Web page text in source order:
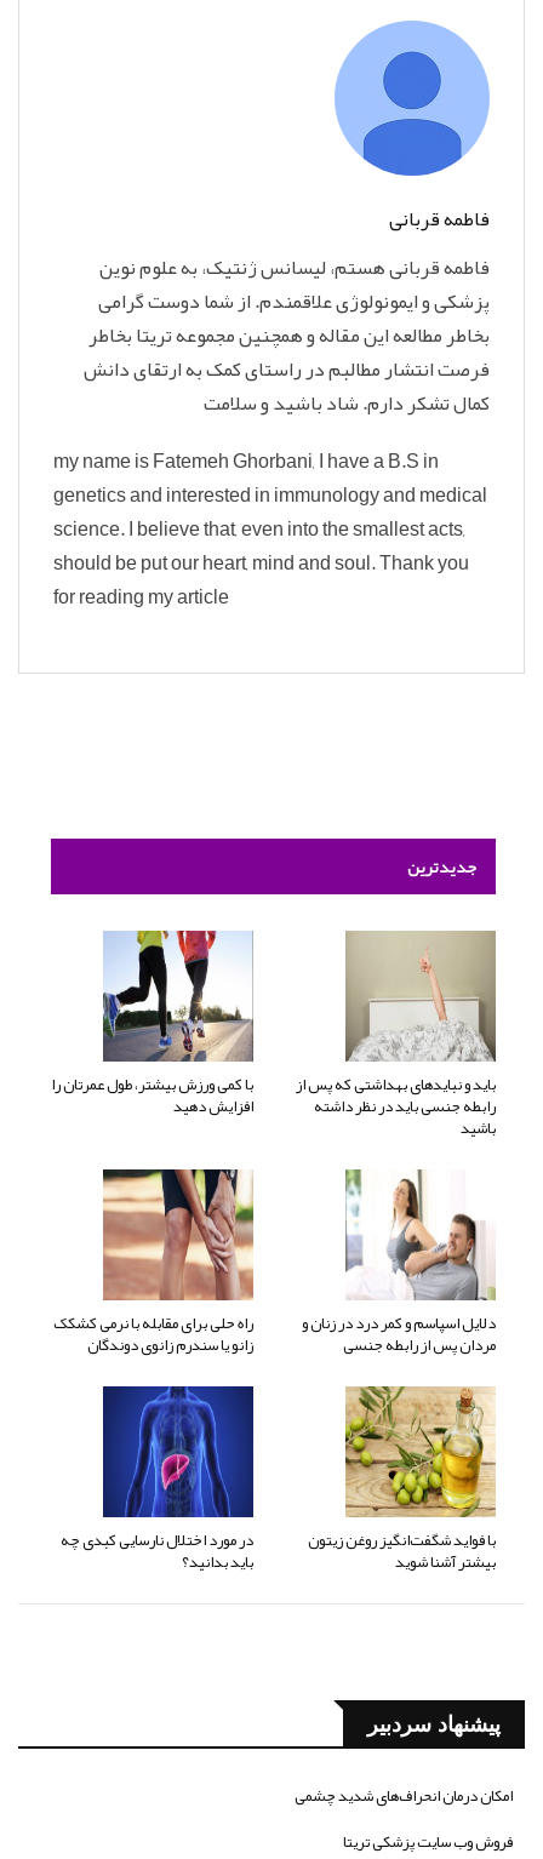
فاطمه قربانی
فاطمه قربانی هستم، لیسانس ژنتیک، به علوم نوین
پزشکی و ایمونولوژی علاقمندم. از شما دوست گرامی
بخاطر مطالعه این مقاله و همچنین مجموعه تریتا بخاطر
فرصت انتشار مطالبم در راستای کمک به ارتقای دانش
کمال تشکر دارم. شاد باشید و سلامت
my name is Fatemeh Ghorbani, I have a B.S in
genetics and interested in immunology and medical
science. I believe that, even into the smallest acts,
should be put our heart, mind and soul. Thank you
for reading my article
جدیدترین
باید و نبایدهای بهداشتی که پس از
رابطه جنسی باید در نظر داشته
باشید
با کمی ورزش بیشتر، طول عمرتان را
افزایش دهید
دلایل اسپاسم و کمر درد در زنان و
مردان پس از رابطه جنسی
راه حلی برای مقابله با نرمی کشکک
زانو یا سندرم زانوی دوندگان
با فواید شگفت‌انگیز روغن زیتون
بیشتر آشنا شوید
در مورد اختلال نارسایی کبدی چه
باید بدانید؟
پیشنهاد سردبیر
امکان درمان انحراف‌های شدید چشمی
فروش وب سایت پزشکی تریتا